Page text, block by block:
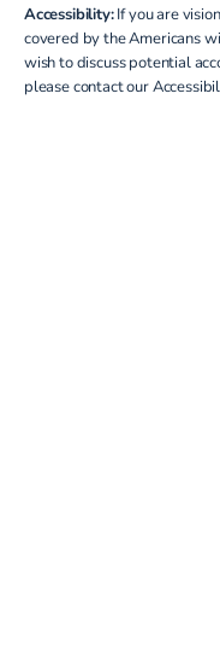
Accessibility:If you are
covered by the Americans
wish to discuss potential
please contact our